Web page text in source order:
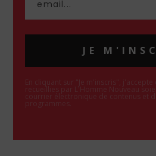
JE
En cliquant sur "Je m'inscris", j'accepte
recueillies par L'Homme Nouveau
courrier électronique de contenus et
programmes.